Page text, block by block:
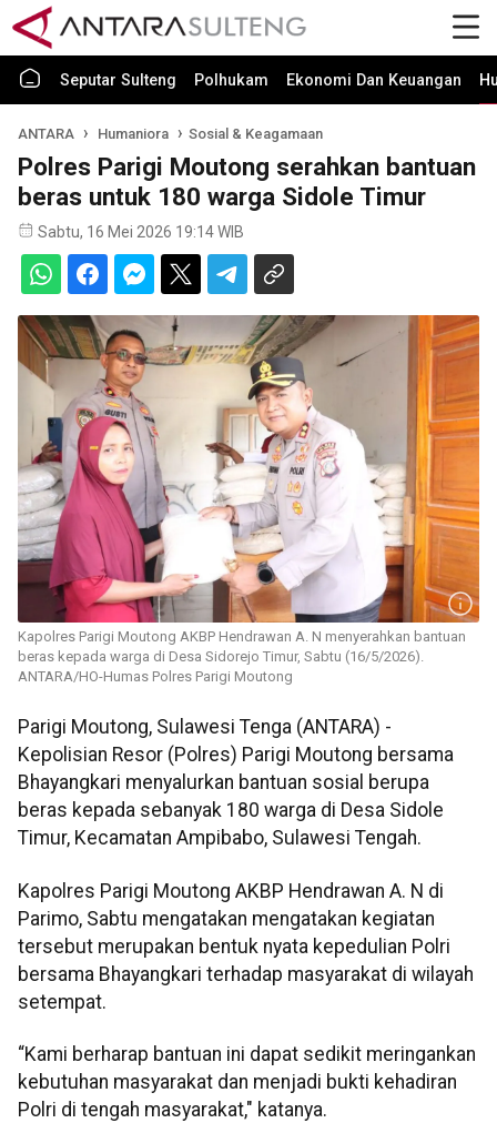
Seputar Sulteng Polhukam Ekonomi Dan Keuangan
ANTARA Humaniora Sosial & Keagamaan
Polres Parigi Moutong serahkan bantuan
beras untuk 180 warga Sidole Timur
Sabtu, 16 Mei 2026 19:14 WIB
Kapolres Parigi Moutong AKBP Hendrawan A. N menyerahkan bantuan
beras kepada warga di Desa Sidorejo Timur, Sabtu (16/5/2026).
ANTARA/HO-Humas Polres Parigi Moutong
Parigi Moutong, Sulawesi Tenga (ANTARA) -
Kepolisian Resor (Polres) Parigi Moutong bersama
Bhayangkari menyalurkan bantuan sosial berupa
beras kepada sebanyak 180 warga di Desa Sidole
Timur, Kecamatan Ampibabo, Sulawesi Tengah.
Kapolres Parigi Moutong AKBP Hendrawan A. N di
Parimo, Sabtu mengatakan mengatakan kegiatan
tersebut merupakan bentuk nyata kepedulian Polri
bersama Bhayangkari terhadap masyarakat di wilayah
setempat.
“Kami berharap bantuan ini dapat sedikit meringankan
kebutuhan masyarakat dan menjadi bukti kehadiran
Polri di tengah masyarakat," katanya.